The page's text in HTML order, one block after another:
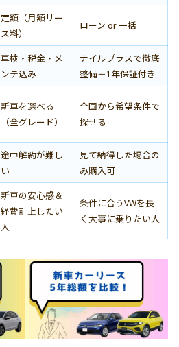
定額（月額リー
ス料）
ローン or 一括
車検・税金・メ
ンテ込み
ナイルプラスで徹底
整備＋1年保証付き
新車を選べる
（全グレード）
全国から希望条件で
探せる
途中解約が難し
い
見て納得した場合の
み購入可
新車の安心感＆
経費計上したい
人
条件に合うVWを長
く大事に乗りたい人